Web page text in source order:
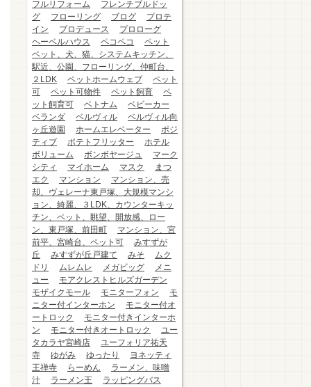
フルリフォーム
フレンチブルドッ
グ
フローリング ブログ
プロテ
イン
プロデュース
プロローグ
ヘーベルハウス
ペコペコ
ペット
ペット、犬、猫、システムキッチン、
駅近、公園、フローリング、仲町台、
２LDK
ペットホームウェブ
ペット
可
ペット可物件 ペット飼育
ペ
ット飼育可
ベトナム
ベビーカー
ベランダ
ベルヴィル
ベルヴィル向
ヶ丘遊園
ホームエレベーター
ポジ
ティブ
ポテトフリッター
ホテル
ボリューム
ボンボヤージュ
マーク
シティ
マイホーム マスク
まつ
エク
マンション
マンション、売
却、ヴェレーナ東戸塚、大規模マンシ
ョン、綺麗、３LDK、カウンターキッ
チン、ペット、眺望、開放感、ロー
ン、東戸塚、前田町
マンション、宮
前平、宮崎台、ペット可
みすずが
丘
みすずが丘戸建て みそ
ムク
ドリ
ムレムレ メガビッグ
メニ
ュー
モアクレストヒルズガーデン
モザイクモール
モニターフォン
モ
ニター付インターホン
モニター付オ
ートロック
モニター付きインターホ
ン
モニター付きオートロック
ユー
タカラヤ宮崎店
ユーフォリア祐天
寺
ゆがみ ゆったり
ヨネッティ
王禅寺
らーめん
ラーメン、味噌
汁
ラーメン王
ラッピングバス